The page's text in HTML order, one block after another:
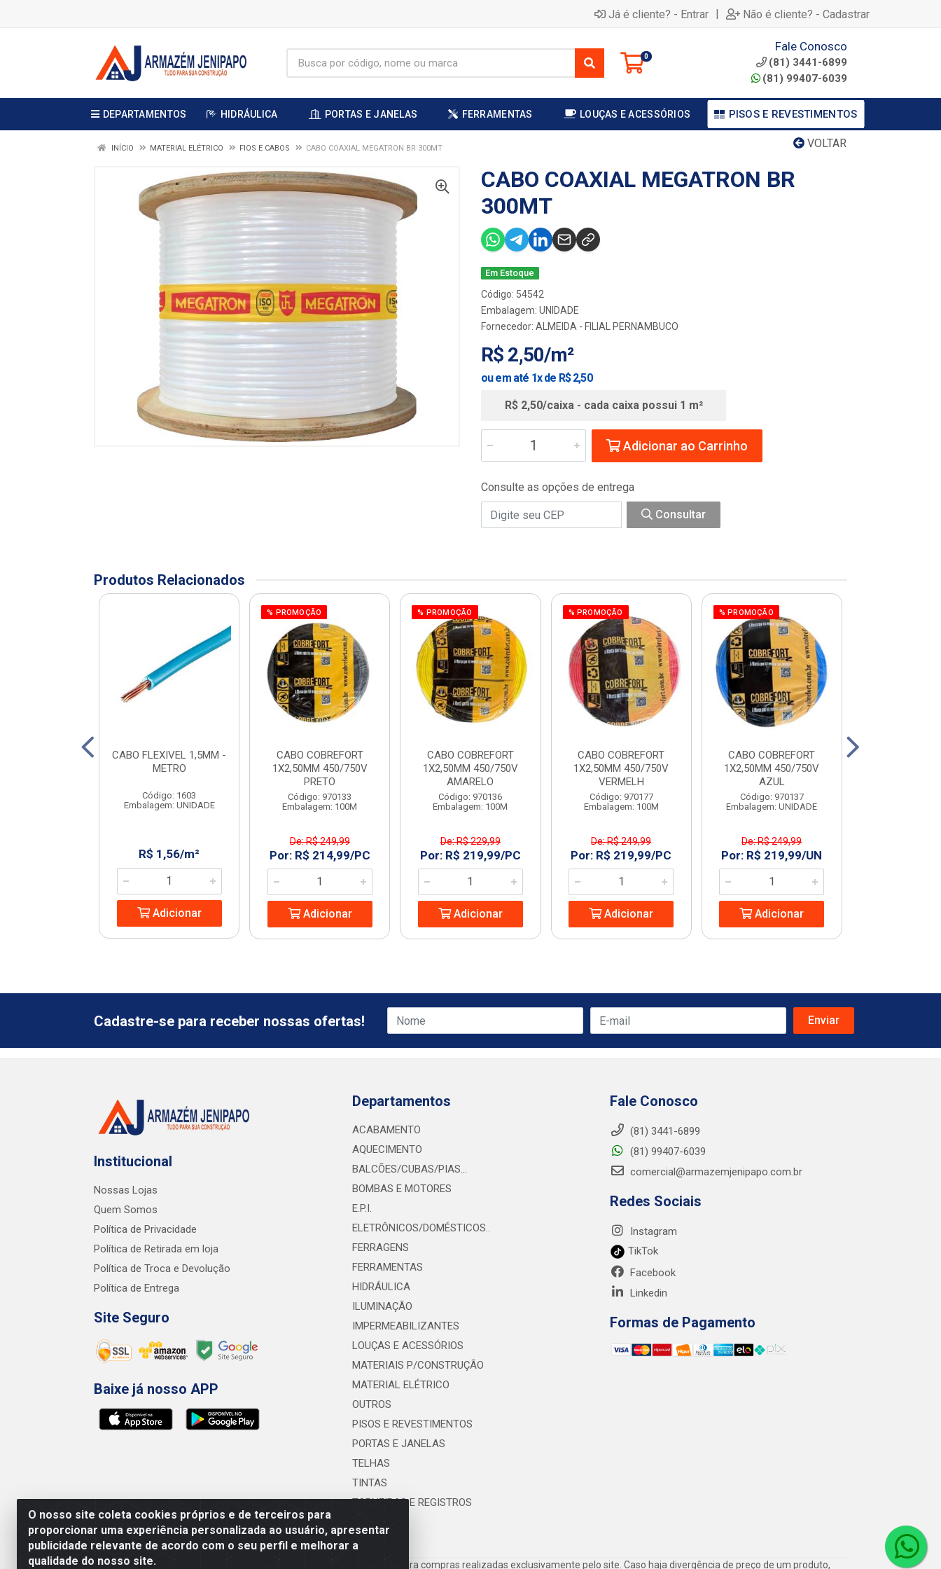
Já é cliente? - Entrar | Não é cliente? - Cadastrar
0
Fale Conosco
(81) 3441-6899
(81) 99407-6039
DEPARTAMENTOS HIDRÁULICA PORTAS E JANELAS FERRAMENTAS LOUÇAS E ACESSÓRIOS PISOS E REVESTIMENTOS
VOLTAR
INÍCIO MATERIAL ELÉTRICO FIOS E CABOS CABO COAXIAL MEGATRON BR 300MT
CABO COAXIAL MEGATRON BR
300MT
Em Estoque
Código: 54542
Embalagem: UNIDADE
Fornecedor: ALMEIDA - FILIAL PERNAMBUCO
R$ 2,50/m²
ou em até 1x de R$ 2,50
R$ 2,50/caixa - cada caixa possui 1 m²
Adicionar ao Carrinho
Consulte as opções de entrega
Consultar
Produtos Relacionados
CABO FLEXIVEL 1,5MM -
METRO
Código: 1603
Embalagem: UNIDADE
R$ 1,56/m²
Adicionar
% PROMOÇÃO
CABO COBREFORT
1X2,50MM 450/750V
PRETO
Código: 970133
Embalagem: 100M
De: R$ 249,99
Por: R$ 214,99/PC
Adicionar
% PROMOÇÃO
CABO COBREFORT
1X2,50MM 450/750V
AMARELO
Código: 970136
Embalagem: 100M
De: R$ 229,99
Por: R$ 219,99/PC
Adicionar
% PROMOÇÃO
CABO COBREFORT
1X2,50MM 450/750V
VERMELH
Código: 970177
Embalagem: 100M
De: R$ 249,99
Por: R$ 219,99/PC
Adicionar
% PROMOÇÃO
CABO COBREFORT
1X2,50MM 450/750V
AZUL
Código: 970137
Embalagem: UNIDADE
De: R$ 249,99
Por: R$ 219,99/UN
Adicionar
O nosso site coleta cookies próprios e de terceiros para
proporcionar uma experiência personalizada ao usuário, apresentar
publicidade relevante de acordo com o seu perfil e melhorar a
qualidade do nosso site.
Cadastre-se para receber nossas ofertas!
Institucional
Nossas Lojas
Quem Somos
Política de Privacidade
Política de Retirada em loja
Política de Troca e Devolução
Política de Entrega
Site Seguro
Baixe já nosso APP
Departamentos
ACABAMENTO
AQUECIMENTO
BALCÕES/CUBAS/PIAS...
BOMBAS E MOTORES
E.P.I.
ELETRÔNICOS/DOMÉSTICOS..
FERRAGENS
FERRAMENTAS
HIDRÁULICA
ILUMINAÇÃO
IMPERMEABILIZANTES
LOUÇAS E ACESSÓRIOS
MATERIAIS P/CONSTRUÇÃO
MATERIAL ELÉTRICO
OUTROS
PISOS E REVESTIMENTOS
PORTAS E JANELAS
TELHAS
TINTAS
TORNEIRAS E REGISTROS
Fale Conosco
(81) 3441-6899
(81) 99407-6039
comercial@armazemjenipapo.com.br
Redes Sociais
Instagram
TikTok
Facebook
Linkedin
Formas de Pagamento
Preços, promoções, condições de pagamento e frete são válidos para compras realizadas exclusivamente pelo site. Caso haja divergência de preço de um produto,